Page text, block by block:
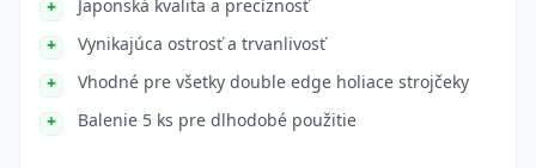
Japonská kvalita a precíznosť
Vynikajúca ostrosť a trvanlivosť
Vhodné pre všetky double edge holiace strojčeky
Balenie 5 ks pre dlhodobé použitie